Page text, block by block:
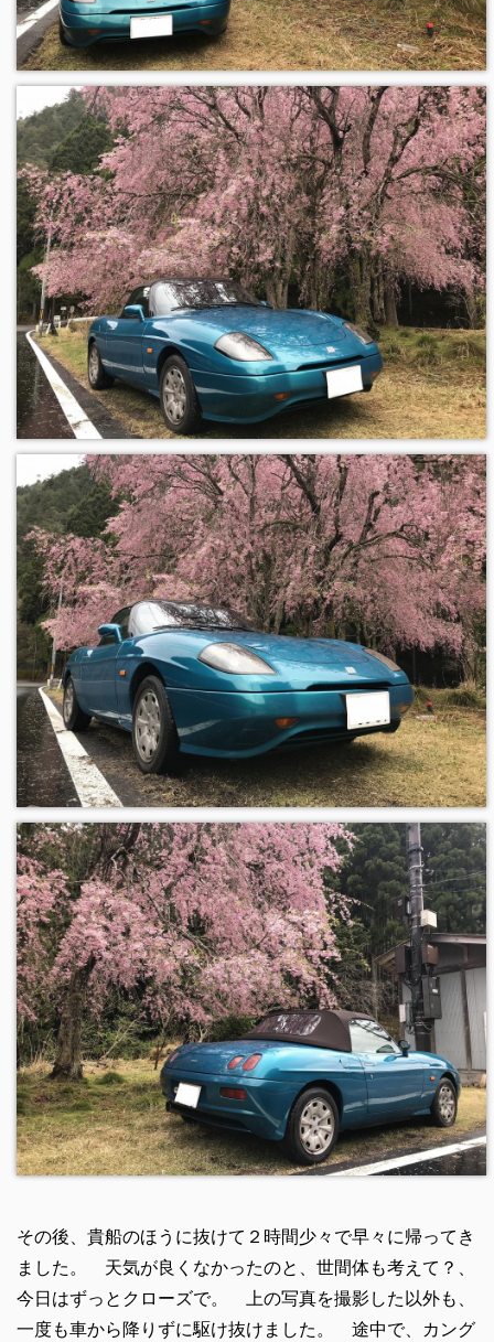
その後、貴船のほうに抜けて２時間少々で早々に帰ってき
ました。 天気が良くなかったのと、世間体も考えて？、
今日はずっとクローズで。 上の写真を撮影した以外も、
一度も車から降りずに駆け抜けました。 途中で、カング